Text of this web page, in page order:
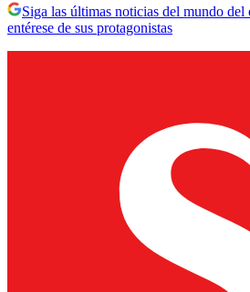
Siga las últimas noticias del mundo
entérese de sus protagonistas